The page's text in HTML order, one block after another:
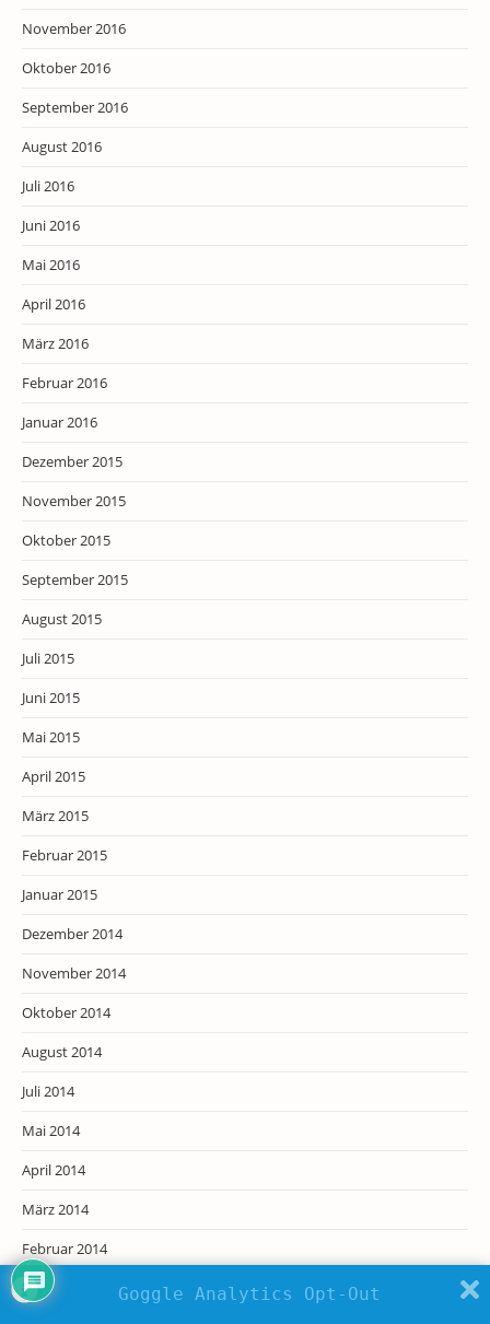
November 2016
Oktober 2016
September 2016
August 2016
Juli 2016
Juni 2016
Mai 2016
April 2016
März 2016
Februar 2016
Januar 2016
Dezember 2015
November 2015
Oktober 2015
September 2015
August 2015
Juli 2015
Juni 2015
Mai 2015
April 2015
März 2015
Februar 2015
Januar 2015
Dezember 2014
November 2014
Oktober 2014
August 2014
Juli 2014
Mai 2014
April 2014
März 2014
Februar 2014
Januar 2014
Goggle Analytics Opt-Out